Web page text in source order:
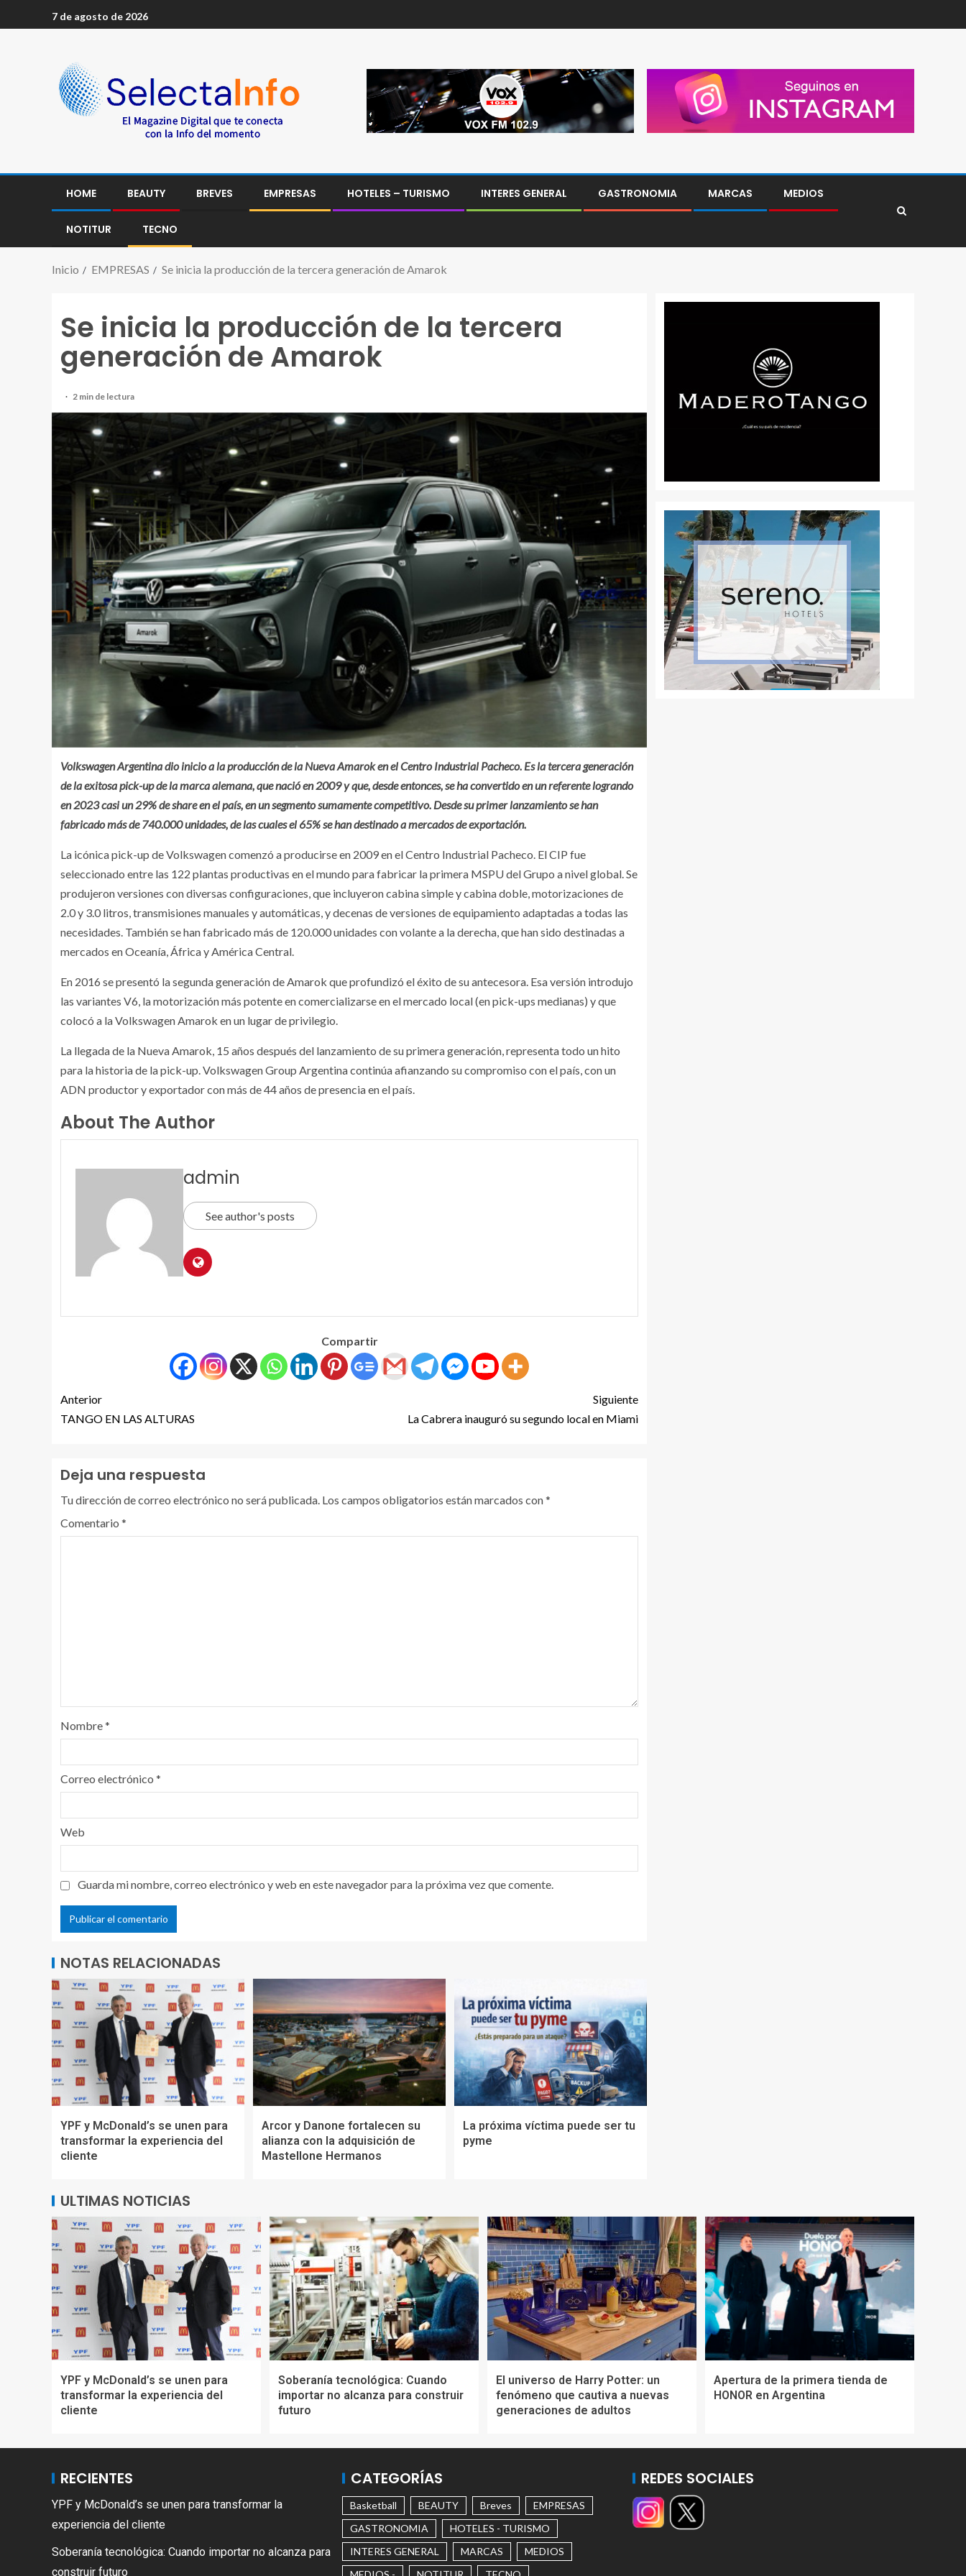
7 de agosto de 2026
HOME BEAUTY BREVES EMPRESAS HOTELES – TURISMO INTERES GENERAL GASTRONOMIA MARCAS MEDIOS
NOTITUR TECNO
Inicio EMPRESAS Se inicia la producción de la tercera generación de Amarok
Se inicia la producción de la tercera
generación de Amarok
2 min de lectura
Volkswagen Argentina dio inicio a la producción de la Nueva Amarok en el Centro Industrial Pacheco. Es la tercera generación
de la exitosa pick-up de la marca alemana, que nació en 2009 y que, desde entonces, se ha convertido en un referente logrando
en 2023 casi un 29% de share en el país, en un segmento sumamente competitivo. Desde su primer lanzamiento se han
fabricado más de 740.000 unidades, de las cuales el 65% se han destinado a mercados de exportación.
La icónica pick-up de Volkswagen comenzó a producirse en 2009 en el Centro Industrial Pacheco. El CIP fue
seleccionado entre las 122 plantas productivas en el mundo para fabricar la primera MSPU del Grupo a nivel global. Se
produjeron versiones con diversas configuraciones, que incluyeron cabina simple y cabina doble, motorizaciones de
2.0 y 3.0 litros, transmisiones manuales y automáticas, y decenas de versiones de equipamiento adaptadas a todas las
necesidades. También se han fabricado más de 120.000 unidades con volante a la derecha, que han sido destinadas a
mercados en Oceanía, África y América Central.
En 2016 se presentó la segunda generación de Amarok que profundizó el éxito de su antecesora. Esa versión introdujo
las variantes V6, la motorización más potente en comercializarse en el mercado local (en pick-ups medianas) y que
colocó a la Volkswagen Amarok en un lugar de privilegio.
La llegada de la Nueva Amarok, 15 años después del lanzamiento de su primera generación, representa todo un hito
para la historia de la pick-up. Volkswagen Group Argentina continúa afianzando su compromiso con el país, con un
ADN productor y exportador con más de 44 años de presencia en el país.
About The Author
admin
See author's posts
Compartir
Anterior
TANGO EN LAS ALTURAS
Siguiente
La Cabrera inauguró su segundo local en Miami
Deja una respuesta
Tu dirección de correo electrónico no será publicada. Los campos obligatorios están marcados con*
Comentario *
Nombre*
Correo electrónico *
Web
Guarda mi nombre, correo electrónico y web en este navegador para la próxima vez que comente.
NOTAS RELACIONADAS
YPF y McDonald’s se unen para
transformar la experiencia del
cliente
Arcor y Danone fortalecen su
alianza con la adquisición de
Mastellone Hermanos
La próxima víctima puede ser tu
pyme
ULTIMAS NOTICIAS
YPF y McDonald’s se unen para
transformar la experiencia del
cliente
Soberanía tecnológica: Cuando
importar no alcanza para construir
futuro
El universo de Harry Potter: un
fenómeno que cautiva a nuevas
generaciones de adultos
Apertura de la primera tienda de
HONOR en Argentina
RECIENTES
YPF y McDonald’s se unen para transformar la
experiencia del cliente
Soberanía tecnológica: Cuando importar no alcanza para
construir futuro
CATEGORÍAS
Basketball BEAUTY Breves
EMPRESAS
GASTRONOMIA
HOTELES - TURISMO
INTERES GENERAL
MARCAS
MEDIOS
REDES SOCIALES